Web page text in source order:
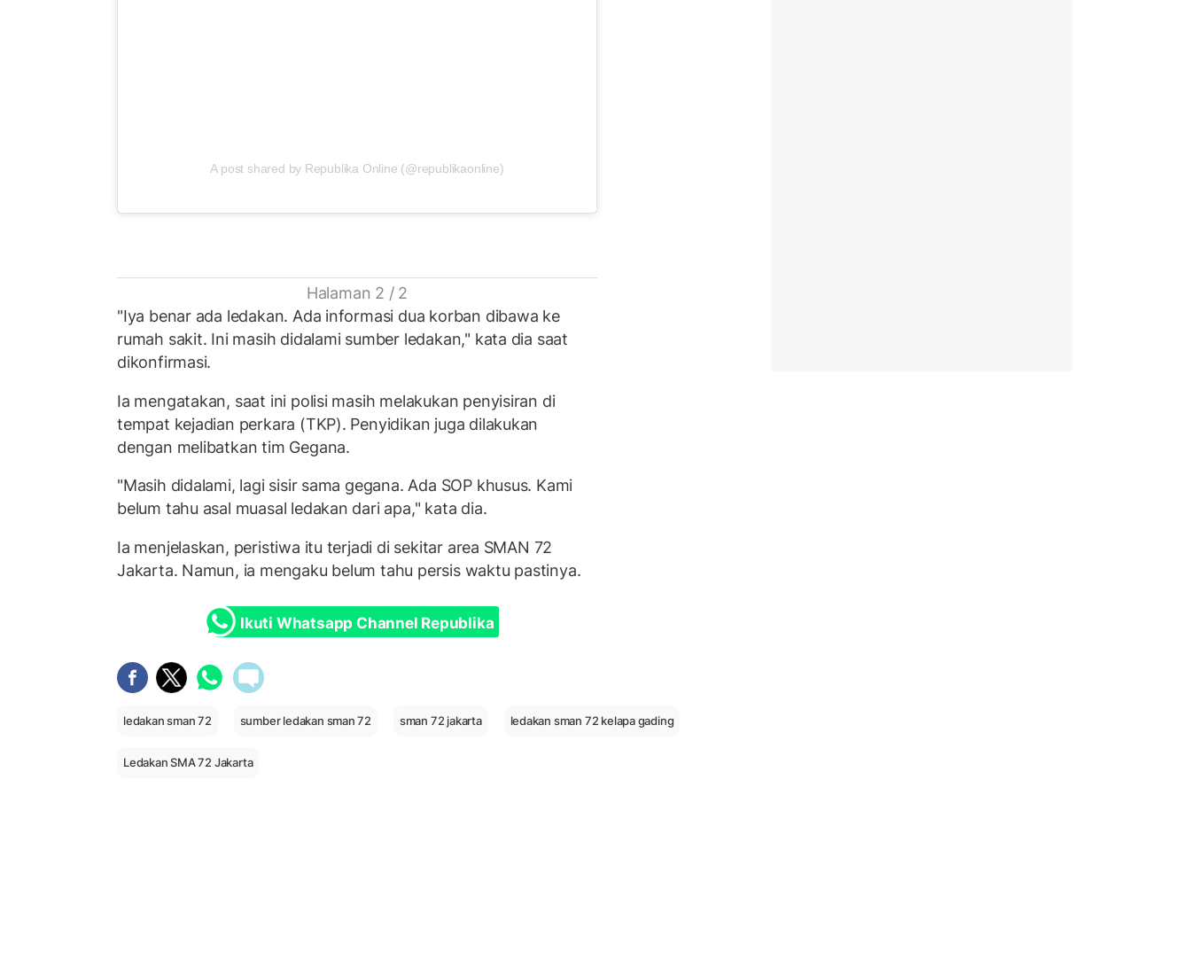
A post shared by Republika Online (@republikaonline)
Halaman 2 / 2
"Iya benar ada ledakan. Ada informasi dua korban dibawa ke
rumah sakit. Ini masih didalami sumber ledakan," kata dia saat
dikonfirmasi.
Ia mengatakan, saat ini polisi masih melakukan penyisiran di
tempat kejadian perkara (TKP). Penyidikan juga dilakukan
dengan melibatkan tim Gegana.
"Masih didalami, lagi sisir sama gegana. Ada SOP khusus. Kami
belum tahu asal muasal ledakan dari apa," kata dia.
Ia menjelaskan, peristiwa itu terjadi di sekitar area SMAN 72
Jakarta. Namun, ia mengaku belum tahu persis waktu pastinya.
Ikuti Whatsapp Channel Republika
ledakan sman 72 sumber ledakan sman 72 sman 72 jakarta ledakan sman 72 kelapa gading
Ledakan SMA 72 Jakarta